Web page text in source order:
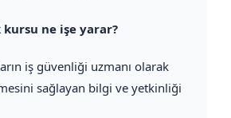
kursu ne işe yarar?
iş güvenliği uzmanı olarak
sağlayan bilgi ve yetkinliği